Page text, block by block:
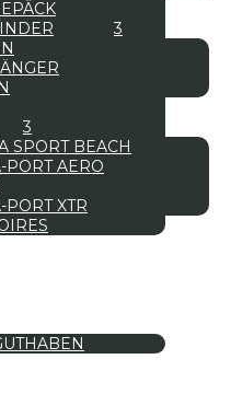
SPORT BEACH
AERO
XTR